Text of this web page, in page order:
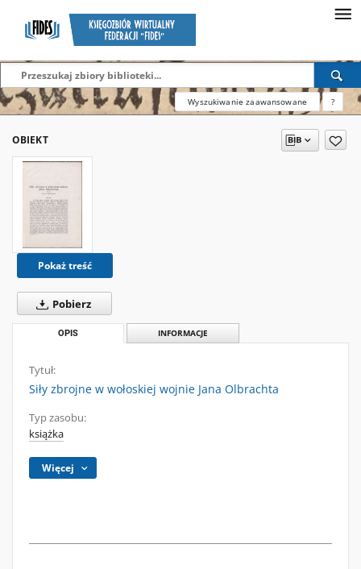
Wyszukiwanie zaawansowane ?
OBIEKT
Pokaż treść
Pobierz
OPIS INFORMACJE
Tytuł:
Siły zbrojne w wołoskiej wojnie Jana Olbrachta
Typ zasobu:
książka
Więcej